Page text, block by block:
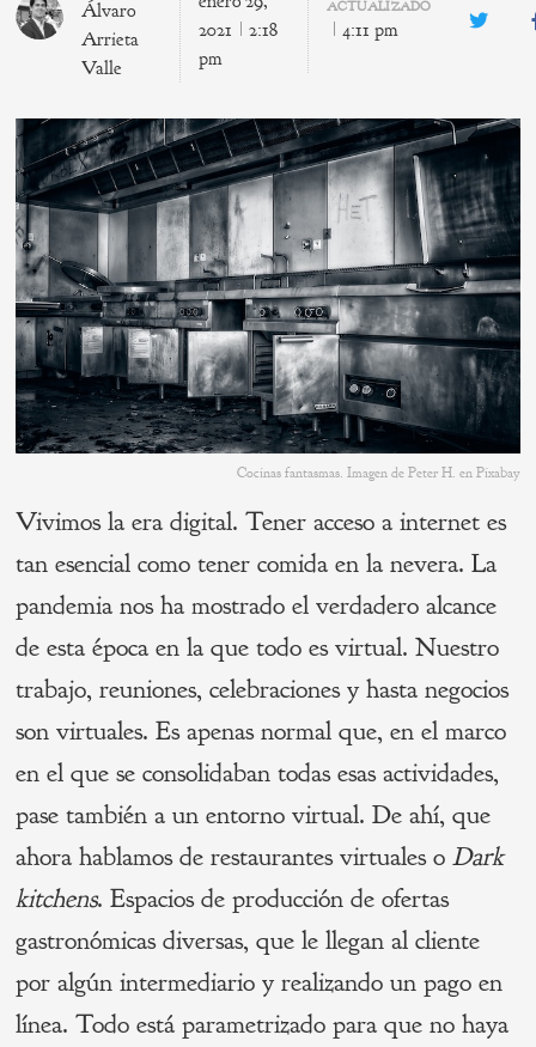
Álvaro
Arrieta
Valle
2021
2:18
pm
ACTUALIZADO
4:11 pm Twitter
Cocinas fantasmas. Imagen de Peter H. en Pixabay
Vivimos la era digital. Tener acceso a internet es
tan esencial como tener comida en la nevera. La
pandemia nos ha mostrado el verdadero alcance
de esta época en la que todo es virtual. Nuestro
trabajo, reuniones, celebraciones y hasta negocios
son virtuales. Es apenas normal que, en el marco
en el que se consolidaban todas esas actividades,
pase también a un entorno virtual. De ahí, que
ahora hablamos de restaurantes virtuales oDark
kitchens. Espacios de producción de ofertas
gastronómicas diversas, que le llegan al cliente
por algún intermediario y realizando un pago en
línea. Todo está parametrizado para que no haya